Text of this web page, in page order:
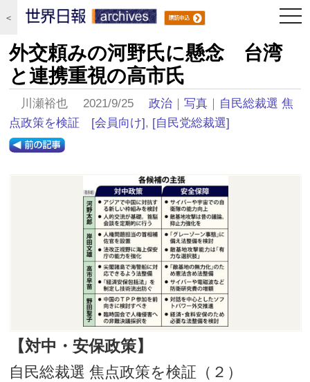
＜
外交頼みの河野氏に懸念 台湾
と連携重視の高市氏
川瀬裕也 2021/9/25政治 ｜写真 ｜ 自民総裁選 焦
点政策を検証
[会員向け], [自民党総裁選]
【対中・安保政策】
自民総裁選 焦点政策を検証（２）